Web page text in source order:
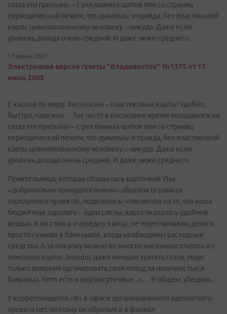
глаза эти призывы – с рекламных щитов или со страниц
периодической печати, что думаешь: и правда, без пластиковой
карты цивилизованному человеку – никуда. Даже если
уровень дохода очень средний. И даже ниже среднего.
17 июнь 2003
Электронная версия газеты "Владивосток" №1375 от 17
июнь 2003
С картой по миру. Хит сезона – пластиковые карты! Удобно,
быстро, надежно… Так часто в последнее время попадаются на
глаза эти призывы – с рекламных щитов или со страниц
периодической печати, что думаешь: и правда, без пластиковой
карты цивилизованному человеку – никуда. Даже если
уровень дохода очень средний. И даже ниже среднего.
Приятельница, которая обзавелась карточкой Visa
«добровольно-принудительным» образом (в рамках
зарплатного проекта), поделилась: «Несмотря на то, что наша
бюджетная зарплата – одни слезы, карта оказалась удобной
вещью. Я не стою в очереди у кассы, не пересчитываю деньги,
просто снимаю в банкомате, когда необходимы расходные
средства. А за покупку можно во многих магазинах платить и с
помощью карты. Знаешь, даже меньше тратить стала. Надо
только вовремя организовать свой поход за наличностью в
банкомат. Хотя есть и круглосуточные...»… В общем, убедила.
У корреспондента «В» в офисе организованного зарплатного
проекта нет, поэтому он обратился в филиал